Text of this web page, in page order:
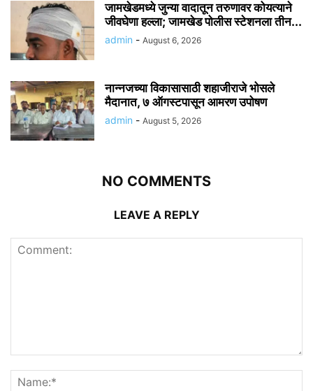
जामखेडमध्ये जुन्या वादातून तरुणावर कोयत्याने
जीवघेणा हल्ला; जामखेड पोलीस स्टेशनला तीन...
admin - August 6, 2026
नान्नजच्या विकासासाठी शहाजीराजे भोसले
मैदानात, ७ ऑगस्टपासून आमरण उपोषण
admin - August 5, 2026
NO COMMENTS
LEAVE A REPLY